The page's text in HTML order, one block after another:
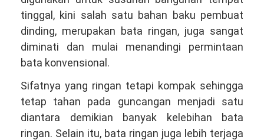
tinggal, kini salah satu bahan baku pembuat
dinding, merupakan bata ringan, juga sangat
diminati dan mulai menandingi permintaan
bata konvensional.
Sifatnya yang ringan tetapi kompak sehingga
tetap tahan pada guncangan menjadi satu
diantara demikian banyak kelebihan bata
ringan. Selain itu, bata ringan juga lebih terjaga